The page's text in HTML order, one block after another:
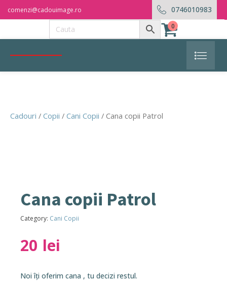
comenzi@cadouimage.ro 0746010983
0
Cadouri / Copii / Cani Copii / Cana copii Patrol
Cana copii Patrol
Category: Cani Copii
20 lei
Noi îți oferim cana , tu decizi restul.